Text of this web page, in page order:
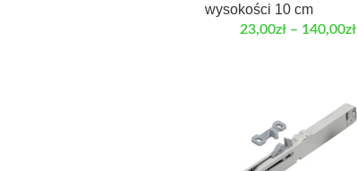
wysokości 10 cm
23,00zł – 140,00zł